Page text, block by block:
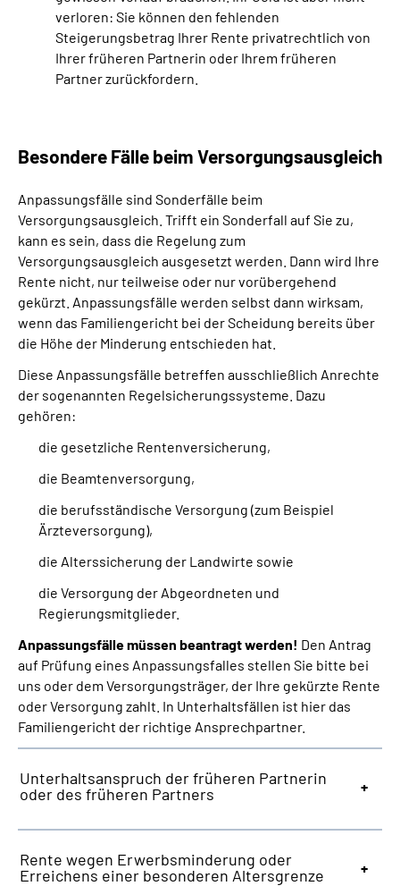
verloren: Sie können den fehlenden
Steigerungsbetrag Ihrer Rente privatrechtlich von
Ihrer früheren Partnerin oder Ihrem früheren
Partner zurückfordern.
Besondere Fälle beim Versorgungs­ausgleich
Anpassungsfälle sind Sonderfälle beim
Versorgungsausgleich. Trifft ein Sonderfall auf Sie zu,
kann es sein, dass die Regelung zum
Versorgungsausgleich ausgesetzt werden. Dann wird Ihre
Rente nicht, nur teilweise oder nur vorübergehend
gekürzt. Anpassungsfälle werden selbst dann wirksam,
wenn das Familiengericht bei der Scheidung bereits über
die Höhe der Minderung entschieden hat.
Diese Anpassungsfälle betreffen ausschließlich Anrechte
der sogenannten Regelsicherungssysteme. Dazu
gehören:
die gesetzliche Rentenversicherung,
die Beamtenversorgung,
die berufsständische Versorgung (zum Beispiel
Ärzteversorgung),
die Alterssicherung der Landwirte sowie
die Versorgung der Abgeordneten und
Regierungsmitglieder.
Anpassungsfälle müssen beantragt werden! Den Antrag
auf Prüfung eines Anpassungsfalles stellen Sie bitte bei
uns oder dem Versorgungsträger, der Ihre gekürzte Rente
oder Versorgung zahlt. In Unterhaltsfällen ist hier das
Familiengericht der richtige Ansprechpartner.
Unterhaltsanspruch der früheren Partnerin
oder des früheren Partners
Rente wegen Erwerbsminderung oder
Erreichens einer besonderen Altersgrenze